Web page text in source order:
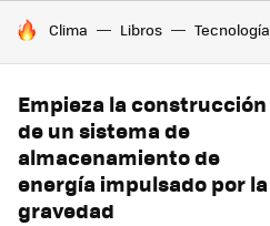
HOY SE HABLA DE
Clima Libros Tecnología
Empieza la construcción
de un sistema de
almacenamiento de
energía impulsado por la
gravedad